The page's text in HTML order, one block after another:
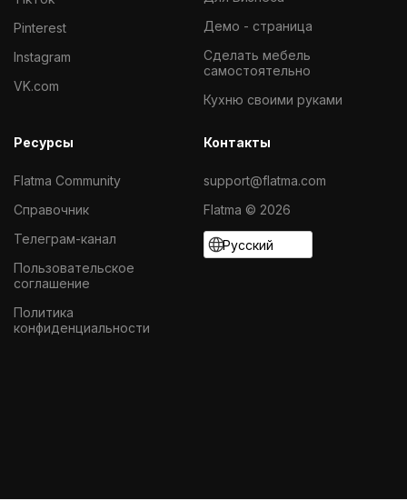
Pinterest
Instagram
VK.com
Демо - страница
Cделать мебель
самостоятельно
Кухню своими руками
Ресурсы
Flatma Community
Справочник
Телеграм-канал
Пользовательское
соглашение
Политика
конфиденциальности
Контакты
support@flatma.com
Flatma © 2026
Русский